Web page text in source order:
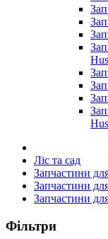
Ліс та сад
Запчастини
Запчастини
Запчастини
Фільтри